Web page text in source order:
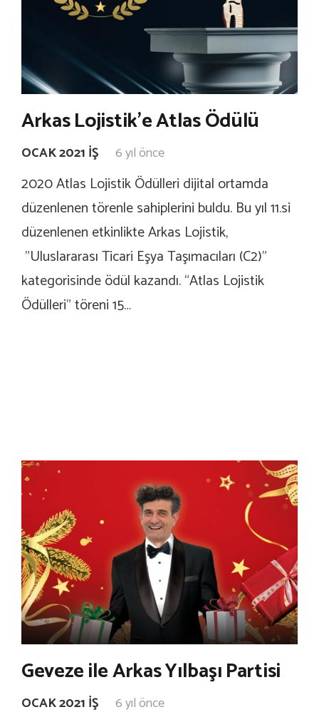
Arkas Lojistik’e Atlas Ödülü
OCAK 2021 İŞ 6 yıl önce
2020 Atlas Lojistik Ödülleri dijital ortamda
düzenlenen törenle sahiplerini buldu. Bu yıl 11.si
düzenlenen etkinlikte Arkas Lojistik,
”Uluslararası Ticari Eşya Taşımacıları (C2)”
kategorisinde ödül kazandı. “Atlas Lojistik
Ödülleri” töreni 15…
Geveze ile Arkas Yılbaşı Partisi
OCAK 2021 İŞ 6 yıl önce